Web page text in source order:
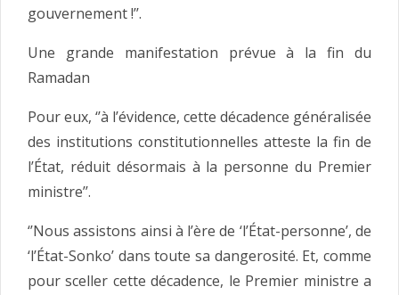
gouvernement !’’.
Une grande manifestation prévue à la fin du
Ramadan
Pour eux, ‘’à l’évidence, cette décadence généralisée
des institutions constitutionnelles atteste la fin de
l’État, réduit désormais à la personne du Premier
ministre’’.
‘’Nous assistons ainsi à l’ère de ‘l’État-personne’, de
‘l’État-Sonko’ dans toute sa dangerosité. Et, comme
pour sceller cette décadence, le Premier ministre a